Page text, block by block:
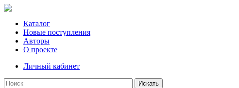
Каталог
Новые поступления
Авторы
О проекте
Личный кабинет
Искать